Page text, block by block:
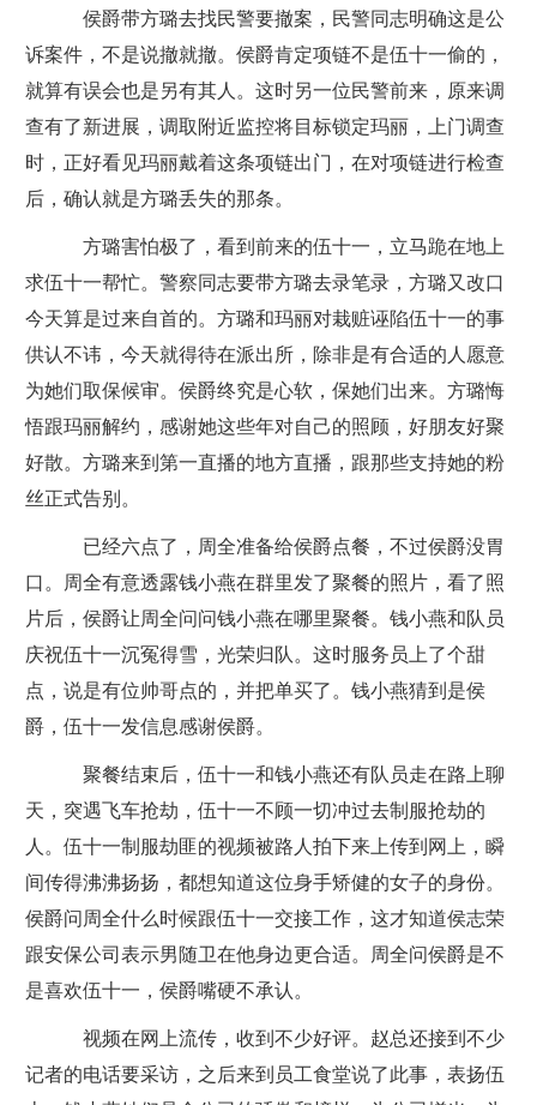
侯爵带方璐去找民警要撤案，民警同志明确这是公
诉案件，不是说撤就撤。侯爵肯定项链不是伍十一偷的，
就算有误会也是另有其人。这时另一位民警前来，原来调
查有了新进展，调取附近监控将目标锁定玛丽，上门调查
时，正好看见玛丽戴着这条项链出门，在对项链进行检查
后，确认就是方璐丢失的那条。
方璐害怕极了，看到前来的伍十一，立马跪在地上
求伍十一帮忙。警察同志要带方璐去录笔录，方璐又改口
今天算是过来自首的。方璐和玛丽对栽赃诬陷伍十一的事
供认不讳，今天就得待在派出所，除非是有合适的人愿意
为她们取保候审。侯爵终究是心软，保她们出来。方璐悔
悟跟玛丽解约，感谢她这些年对自己的照顾，好朋友好聚
好散。方璐来到第一直播的地方直播，跟那些支持她的粉
丝正式告别。
已经六点了，周全准备给侯爵点餐，不过侯爵没胃
口。周全有意透露钱小燕在群里发了聚餐的照片，看了照
片后，侯爵让周全问问钱小燕在哪里聚餐。钱小燕和队员
庆祝伍十一沉冤得雪，光荣归队。这时服务员上了个甜
点，说是有位帅哥点的，并把单买了。钱小燕猜到是侯
爵，伍十一发信息感谢侯爵。
聚餐结束后，伍十一和钱小燕还有队员走在路上聊
天，突遇飞车抢劫，伍十一不顾一切冲过去制服抢劫的
人。伍十一制服劫匪的视频被路人拍下来上传到网上，瞬
间传得沸沸扬扬，都想知道这位身手矫健的女子的身份。
侯爵问周全什么时候跟伍十一交接工作，这才知道侯志荣
跟安保公司表示男随卫在他身边更合适。周全问侯爵是不
是喜欢伍十一，侯爵嘴硬不承认。
视频在网上流传，收到不少好评。赵总还接到不少
记者的电话要采访，之后来到员工食堂说了此事，表扬伍